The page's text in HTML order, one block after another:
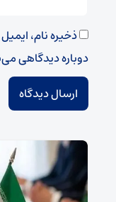
ذخیره نام،
دوباره دیدگاهی